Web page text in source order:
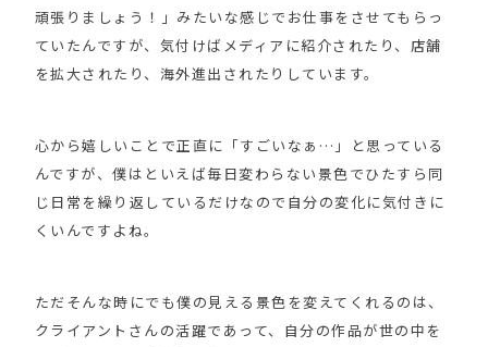
頑張りましょう！」みたいな感じでお仕事をさせてもらっ
ていたんですが、気付けばメディアに紹介されたり、店舗
を拡大されたり、海外進出されたりしています。
心から嬉しいことで正直に「すごいなぁ…」と思っている
んですが、僕はといえば毎日変わらない景色でひたすら同
じ日常を繰り返しているだけなので自分の変化に気付きに
くいんですよね。
ただそんな時にでも僕の見える景色を変えてくれるのは、
クライアントさんの活躍であって、自分の作品が世の中を